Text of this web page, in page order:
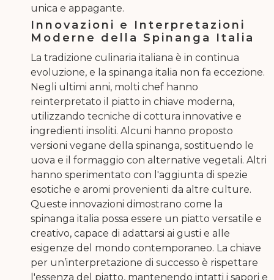
unica e appagante.
Innovazioni e Interpretazioni
Moderne della Spinanga Italia
La tradizione culinaria italiana è in continua
evoluzione, e la spinanga italia non fa eccezione.
Negli ultimi anni, molti chef hanno
reinterpretato il piatto in chiave moderna,
utilizzando tecniche di cottura innovative e
ingredienti insoliti. Alcuni hanno proposto
versioni vegane della spinanga, sostituendo le
uova e il formaggio con alternative vegetali. Altri
hanno sperimentato con l'aggiunta di spezie
esotiche e aromi provenienti da altre culture.
Queste innovazioni dimostrano come la
spinanga italia possa essere un piatto versatile e
creativo, capace di adattarsi ai gusti e alle
esigenze del mondo contemporaneo. La chiave
per un’interpretazione di successo è rispettare
l'essenza del piatto, mantenendo intatti i sapori e